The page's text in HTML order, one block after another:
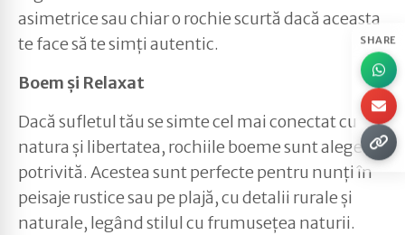
SHARE
asimetrice sau chiar o rochie scurtă dacă aceasta
te face să te simți autentic.
Boem și Relaxat
Dacă sufletul tău se simte cel mai conectat cu
natura și libertatea, rochiile boeme sunt alegerea
potrivită. Acestea sunt perfecte pentru nunți în
peisaje rustice sau pe plajă, cu detalii rurale și
naturale, legând stilul cu frumusețea naturii.